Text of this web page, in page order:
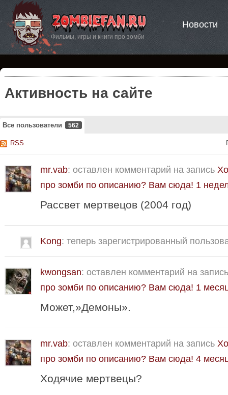
Фильмы, игры и книги про зомби
Новости
Активность на сайте
Все пользователи 562
RSS
mr.vab: оставлен комментарий на запись
про зомби по описанию? Вам сюда! 1
Рассвет мертвецов (2004 год)
Kong: теперь зарегистрированный
kwongsan: оставлен комментарий на
про зомби по описанию? Вам сюда! 1
Может,»Демоны».
mr.vab: оставлен комментарий на запись
про зомби по описанию? Вам сюда! 4
Ходячие мертвецы?